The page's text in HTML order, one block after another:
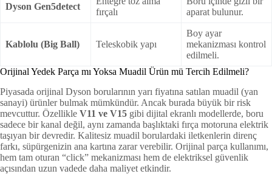
Dyson Gen5detect
fırçalı
aparat bulunur.
Kablolu (Big Ball) Teleskobik yapı
Boy ayar
mekanizması kontrol
edilmeli.
Orijinal Yedek Parça mı Yoksa Muadil Ürün mü Tercih Edilmeli?
Piyasada orijinal Dyson borularının yarı fiyatına satılan muadil (yan
sanayi) ürünler bulmak mümkündür. Ancak burada büyük bir risk
mevcuttur. Özellikle V11 ve V15 gibi dijital ekranlı modellerde, boru
sadece bir kanal değil, aynı zamanda başlıktaki fırça motoruna elektrik
taşıyan bir devredir. Kalitesiz muadil borulardaki iletkenlerin direnç
farkı, süpürgenizin ana kartına zarar verebilir. Orijinal parça kullanımı,
hem tam oturan “click” mekanizması hem de elektriksel güvenlik
açısından uzun vadede daha maliyet etkindir.